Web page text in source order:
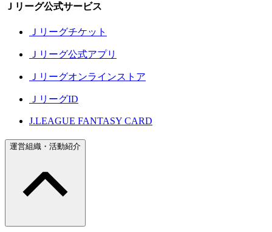
Ｊリーグ公式サービス
Ｊリーグチケット
Ｊリーグ公式アプリ
Ｊリーグオンラインストア
ＪリーグID
J.LEAGUE FANTASY CARD
運営組織・活動紹介